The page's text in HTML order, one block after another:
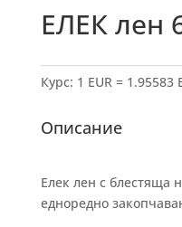
ЕЛЕК лен
Курс: 1 EUR = 1.95583
Описание
Елек лен с блестяща
едноредно